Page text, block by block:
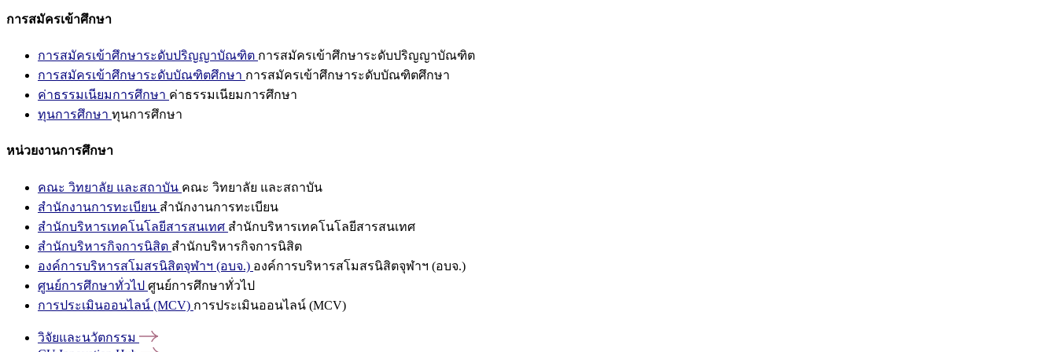
การสมัครเข้าศึกษา
การสมัครเข้าศึกษาระดับปริญญาบัณฑิต การสมัครเข้าศึกษาระดับปริญญาบัณฑิต
การสมัครเข้าศึกษาระดับบัณฑิตศึกษา การสมัครเข้าศึกษาระดับบัณฑิตศึกษา
ค่าธรรมเนียมการศึกษา ค่าธรรมเนียมการศึกษา
ทุนการศึกษา ทุนการศึกษา
หน่วยงานการศึกษา
คณะ วิทยาลัย และสถาบัน คณะ วิทยาลัย และสถาบัน
สำนักงานการทะเบียน สำนักงานการทะเบียน
สำนักบริหารเทคโนโลยีสารสนเทศ สำนักบริหารเทคโนโลยีสารสนเทศ
สำนักบริหารกิจการนิสิต สำนักบริหารกิจการนิสิต
องค์การบริหารสโมสรนิสิตจุฬาฯ (อบจ.) องค์การบริหารสโมสรนิสิตจุฬาฯ (อบจ.)
ศูนย์การศึกษาทั่วไป ศูนย์การศึกษาทั่วไป
การประเมินออนไลน์ (MCV) การประเมินออนไลน์ (MCV)
วิจัยและนวัตกรรม